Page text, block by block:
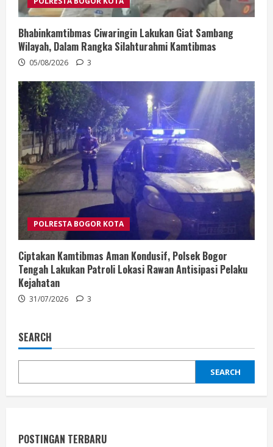
Bhabinkamtibmas Ciwaringin Lakukan Giat Sambang
Wilayah, Dalam Rangka Silahturahmi Kamtibmas
05/08/2026 3
POLRESTA BOGOR KOTA
Ciptakan Kamtibmas Aman Kondusif, Polsek Bogor
Tengah Lakukan Patroli Lokasi Rawan Antisipasi Pelaku
Kejahatan
31/07/2026 3
SEARCH
SEARCH
POSTINGAN TERBARU